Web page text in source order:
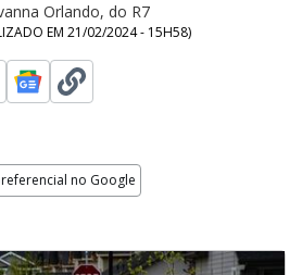
Orlando, do R7
EM 21/02/2024 - 15H58)
no Google